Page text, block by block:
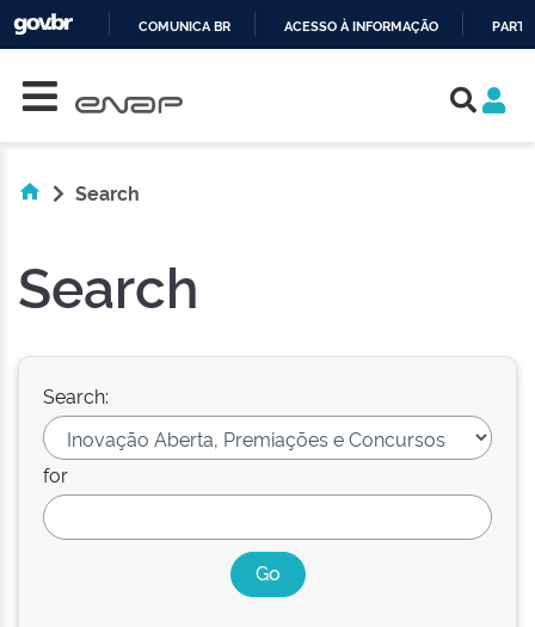
COMUNICA BR ACESSO À INFORMAÇÃO
Search
Search
Search:
for